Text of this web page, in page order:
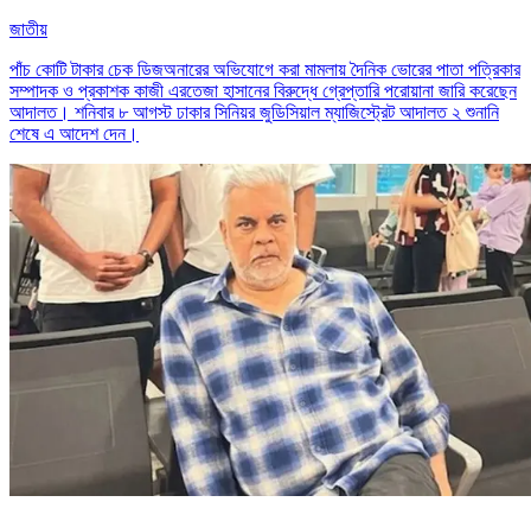
জাতীয়
পাঁচ কোটি টাকার চেক ডিজঅনারের অভিযোগে করা মামলায় দৈনিক ভোরের পাতা পত্রিকার
সম্পাদক ও প্রকাশক কাজী এরতেজা হাসানের বিরুদ্ধে গ্রেপ্তারি পরোয়ানা জারি করেছেন
আদালত। শনিবার ৮ আগস্ট ঢাকার সিনিয়র জুডিসিয়াল ম্যাজিস্ট্রেট আদালত ২ শুনানি
শেষে এ আদেশ দেন।